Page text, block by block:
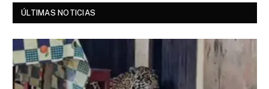
ÚLTIMAS NOTICIAS